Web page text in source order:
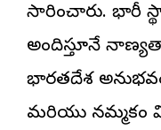
సారించారు. భారీ
అందిస్తూనే
భారతదేశ అనుభవం,
మరియు నమ్మకం